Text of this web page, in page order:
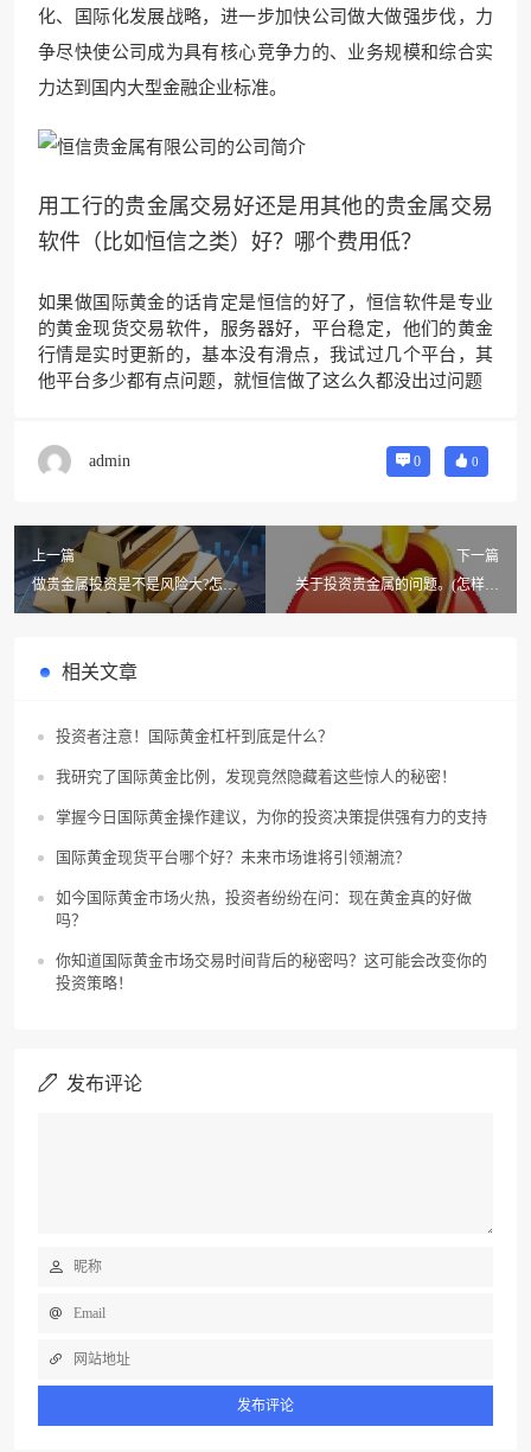
化、国际化发展战略，进一步加快公司做大做强步伐，力
争尽快使公司成为具有核心竞争力的、业务规模和综合实
力达到国内大型金融企业标准。
用工行的贵金属交易好还是用其他的贵金属交易
软件（比如恒信之类）好？哪个费用低？
如果做国际黄金的话肯定是恒信的好了，恒信软件是专业
的黄金现货交易软件，服务器好，平台稳定，他们的黄金
行情是实时更新的，基本没有滑点，我试过几个平台，其
他平台多少都有点问题，就恒信做了这么久都没出过问题
admin 0 0
上一篇
做贵金属投资是不是风险大?怎么
买卖贵金属做投资比较好?
下一篇
关于投资贵金属的问题。(怎样才
能投资贵金属?投资贵金属要多少
相关文章
投资者注意！国际黄金杠杆到底是什么？
我研究了国际黄金比例，发现竟然隐藏着这些惊人的秘密！
掌握今日国际黄金操作建议，为你的投资决策提供强有力的支持
国际黄金现货平台哪个好？未来市场谁将引领潮流？
如今国际黄金市场火热，投资者纷纷在问：现在黄金真的好做
吗？
你知道国际黄金市场交易时间背后的秘密吗？这可能会改变你的
投资策略！
发布评论